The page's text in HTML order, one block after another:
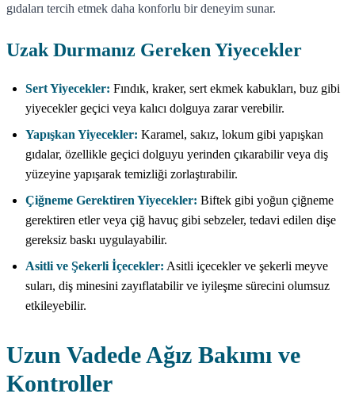
gıdaları tercih etmek daha konforlu bir deneyim sunar.
Uzak Durmanız Gereken Yiyecekler
Sert Yiyecekler: Fındık, kraker, sert ekmek kabukları, buz gibi
yiyecekler geçici veya kalıcı dolguya zarar verebilir.
Yapışkan Yiyecekler: Karamel, sakız, lokum gibi yapışkan
gıdalar, özellikle geçici dolguyu yerinden çıkarabilir veya diş
yüzeyine yapışarak temizliği zorlaştırabilir.
Çiğneme Gerektiren Yiyecekler: Biftek gibi yoğun çiğneme
gerektiren etler veya çiğ havuç gibi sebzeler, tedavi edilen dişe
gereksiz baskı uygulayabilir.
Asitli ve Şekerli İçecekler: Asitli içecekler ve şekerli meyve
suları, diş minesini zayıflatabilir ve iyileşme sürecini olumsuz
etkileyebilir.
Uzun Vadede Ağız Bakımı ve
Kontroller